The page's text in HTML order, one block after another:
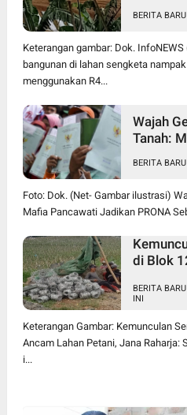
Jadi
BERITA
Keterangan gambar: Dok.
bangunan di lahan sengketa
menggunakan R4...
Wajah
Tanah:
BERITA
Foto: Dok. (Net- Gambar ilustrasi)
Mafia Pancawati Jadikan PRONA
di Blok
Cacat
BERITA
INI
Keterangan Gambar: Kemunculan
Ancam Lahan Petani, Jana Raharja:
i...